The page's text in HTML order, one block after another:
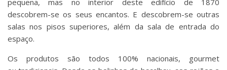
pequena, mas no interior deste edifício de 1870
descobrem-se os seus encantos. E descobrem-se outras
salas nos pisos superiores, além da sala de entrada do
espaço.
Os produtos são todos 100% nacionais, gourmet